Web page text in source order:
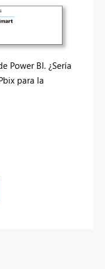
Power BI. ¿Sería
para la